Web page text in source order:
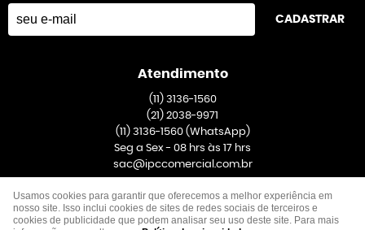
CADASTRAR
Atendimento
(11)3136-1560
(21) 2038-9971
(11)3136-1560 (WhatsApp)
Seg a Sex - 08 hrs às 17 hrs
sac@ipccomercial.com.br
Endereço
Rua Venezuela, 391, Galpão 1-Taboão, São Bernardo do Campo-SP
Usamos cookies para garantir que oferecemos a melhor experiência em
nosso site. Isso inclui cookies de sites de redes sociais de terceiros e
cookies de publicidade que podem analisar seu uso deste site. Para mais